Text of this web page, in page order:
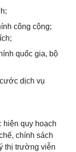
công cộng;
quốc gia, bộ
dịch vụ
hiện quy hoạch
chính sách
thị trường viễn